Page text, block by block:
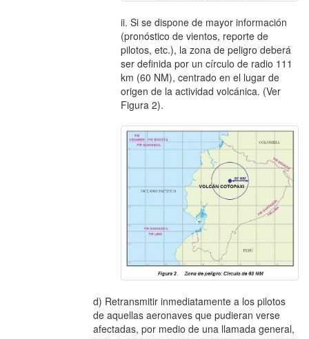
ii. Si se dispone de mayor información
(pronóstico de vientos, reporte de
pilotos, etc.), la zona de peligro deberá
ser definida por un círculo de radio 111
km (60 NM), centrado en el lugar de
origen de la actividad volcánica. (Ver
Figura 2).
d) Retransmitir inmediatamente a los pilotos
de aquellas aeronaves que pudieran verse
afectadas, por medio de una llamada general,